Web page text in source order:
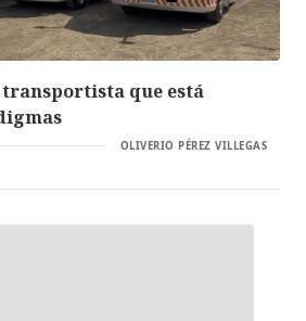
transportista que está
OLIVERIO PÉREZ VILLEGAS